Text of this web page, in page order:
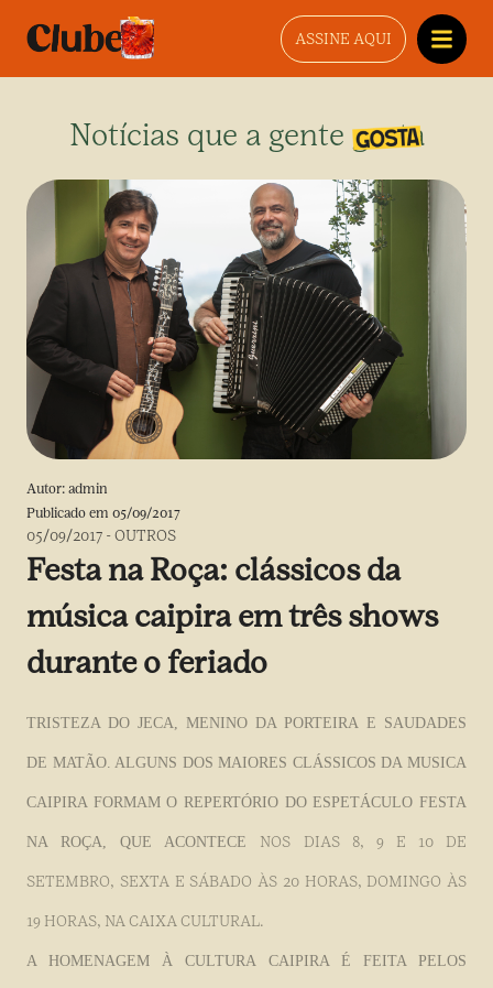
ASSINE AQUI
Notícias que a gente gosta
Autor: admin
Publicado em 05/09/2017
05/09/2017 -OUTROS
Festa na Roça: clássicos da
música caipira em três shows
durante o feriado
TRISTEZA DO JECA, MENINO DA PORTEIRA E SAUDADES
DE MATÃO. ALGUNS DOS MAIORES CLÁSSICOS DA MUSICA
CAIPIRA FORMAM O REPERTÓRIO DO ESPETÁCULO FESTA
NA ROÇA, QUE ACONTECE NOS DIAS 8, 9 E 10 DE
SETEMBRO, SEXTA E SÁBADO ÀS 20 HORAS, DOMINGO ÀS
19 HORAS, NA CAIXA CULTURAL.
A HOMENAGEM À CULTURA CAIPIRA É FEITA PELOS